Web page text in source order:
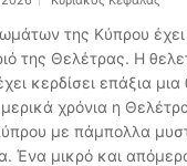
της Κύπρου
της Θελέτρας. Η
κερδίσει επάξια
χρόνια η
με πάμπολλα
Ένα μικρό και